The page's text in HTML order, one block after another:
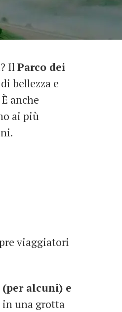
IlParco dei
bellezza e
anche
ai più
viaggiatori
alcuni) e
in una grotta